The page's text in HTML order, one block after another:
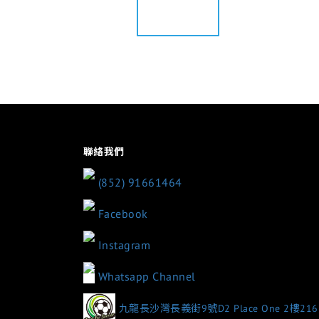
聯絡我們
(852) 91661464
Facebook
Instagram
Whatsapp Channel
九龍長沙灣長義街9號D2 Place One 2樓